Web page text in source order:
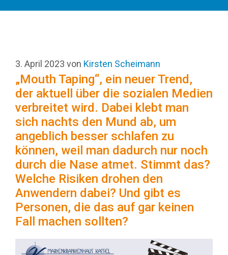
3. April 2023 von Kirsten Scheimann
„Mouth Taping“, ein neuer Trend,
der aktuell über die sozialen Medien
verbreitet wird. Dabei klebt man
sich nachts den Mund ab, um
angeblich besser schlafen zu
können, weil man dadurch nur noch
durch die Nase atmet. Stimmt das?
Welche Risiken drohen den
Anwendern dabei? Und gibt es
Personen, die das auf gar keinen
Fall machen sollten?